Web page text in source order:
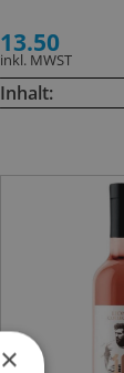
13.50
inkl. MWST
Inhalt:
×